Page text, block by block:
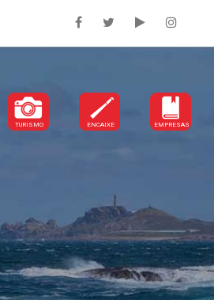
TURISMO ENCAIXE EMPRESAS